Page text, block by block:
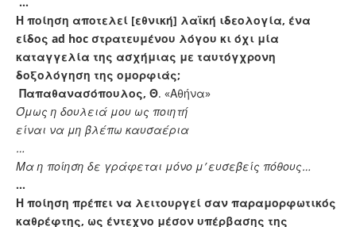
Η ποίηση αποτελεί [εθνική] λαϊκή ιδεολογία, ένα
είδος ad hoc στρατευμένου λόγου κι όχι μία
καταγγελία της ασχήμιας με ταυτόγχρονη
δοξολόγηση της ομορφιάς;
Παπαθανασόπουλος, Θ. «Αθήνα»
Όμως η δουλειά μου ως ποιητή
είναι να μη βλέπω καυσαέρια
…
Μα η ποίηση δε γράφεται μόνο μ’ ευσεβείς πόθους…
…
Η ποίηση πρέπει να λειτουργεί σαν παραμορφωτικός
καθρέφτης, ως έντεχνο μέσον υπέρβασης της